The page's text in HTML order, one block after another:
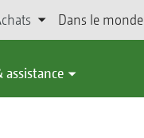
Dans le monde
assistance